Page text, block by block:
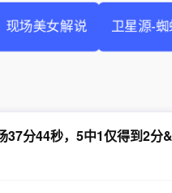
现场美女解说 卫星源-
37分44秒，5中1仅得到2分